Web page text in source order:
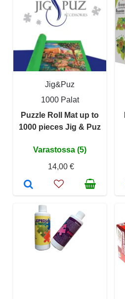
Jig&Puz
1000 Palat
Puzzle Roll Mat up to
1000 pieces Jig & Puz
Varastossa (5)
14,00 €